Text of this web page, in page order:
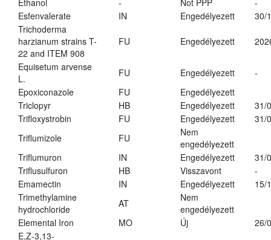
Ethanol - Not PPP
-
Esfenvalerate
IN Engedélyezett
30/
Trichoderma
harzianum strains T-
22 and ITEM 908
FU Engedélyezett
Equisetum arvense
L.
FU Engedélyezett
-
Epoxiconazole
FU
Engedélyezett
Triclopyr
HB Engedélyezett
31/
Trifloxystrobin
FU Engedélyezett
31/
Triflumizole
FU
Nem
engedélyezett
Triflumuron
IN Engedélyezett
31/
Triflusulfuron
HB Visszavont
-
Emamectin
IN Engedélyezett
15/
Trimethylamine
hydrochloride
AT
Nem
engedélyezett
Elemental Iron
MO Új
26/
E,Z-3,13-